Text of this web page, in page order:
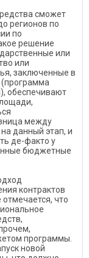
сможет
регионов по
по
решение
или
или
заключенные в
обеспечивают
между
данный этап, и
де-факто у
бюджетные
контрактов
что
программы.
новой